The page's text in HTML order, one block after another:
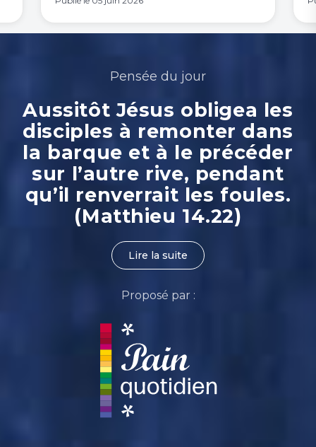
Pensée du jour
Aussitôt Jésus obligea les
disciples à remonter dans
la barque et à le précéder
sur l’autre rive, pendant
qu’il renverrait les foules.
(Matthieu 14.22)
Lire la suite
Proposé par :